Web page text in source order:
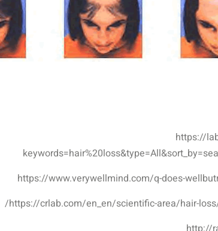
https://
https://www.verywellmind.com/q-does-
https://crlab.com/en_en/scientific-area/hair-